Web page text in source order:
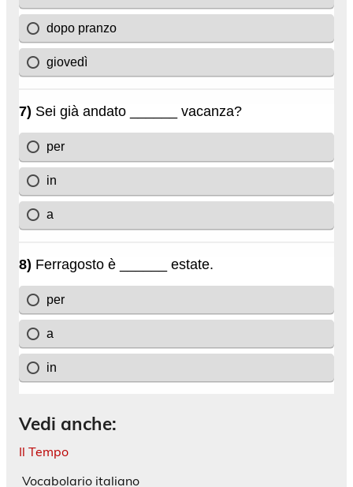
Vedi anche:
Il Tempo
Vocabolario italiano